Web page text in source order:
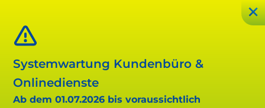
Systemwartung Kundenbüro &
Onlinedienste
Ab dem 01.07.2026 bis voraussichtlich